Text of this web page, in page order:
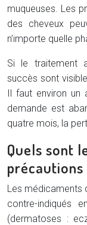
muqueuses. Les
des cheveux
n’importe quelle
Si le traitement
succès sont
Il faut environ un
demande est
quatre mois, la
Quels sont
précautions
Les médicaments
contre-indiqués
(dermatoses :